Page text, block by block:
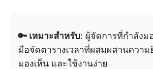
🔑 เหมาะสำหรับ: ผู้จัดการที่กำลังม
มือจัดตารางเวลาที่ผสมผสานควา
มองเห็น และใช้งานง่าย